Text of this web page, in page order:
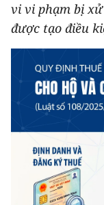
DU LỊCH
THẾ GIỚI
THỂ THAO
GIÁO DỤC
Y TẾ
KHOA HỌC -
vi vi phạm bị
được tạo điều